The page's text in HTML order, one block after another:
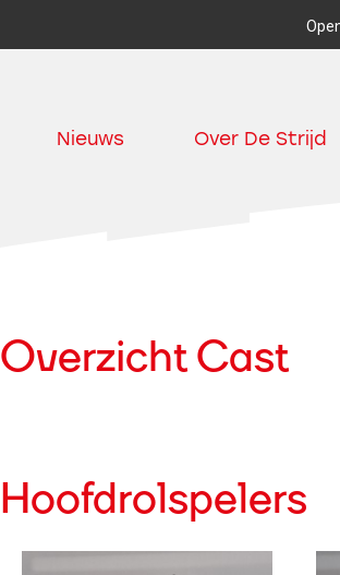
Nieuws Over De Strijd
Overzicht Cast
Hoofdrolspelers